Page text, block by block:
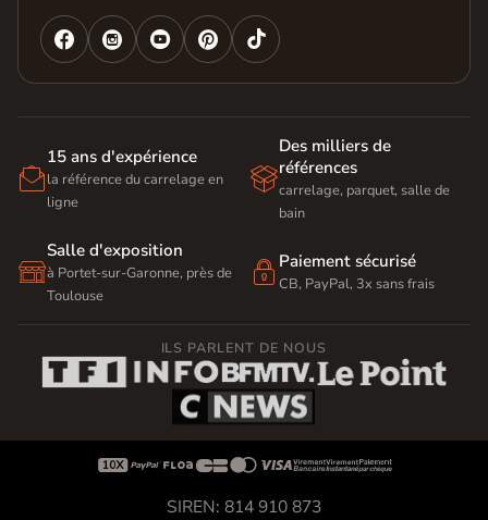
   

15 ans d'expérience
la référence du carrelage en
ligne

Des milliers de
références
carrelage, parquet, salle de
bain

Salle d'exposition
à Portet-sur-Garonne, près de
Toulouse
 Paiement sécurisé
CB, PayPal, 3x sans frais
ILS PARLENT DE NOUS

SIREN: 814 910 873